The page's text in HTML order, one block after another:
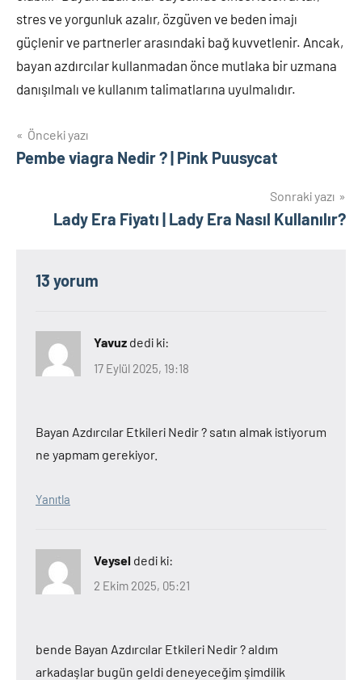
stres ve yorgunluk azalır, özgüven ve beden imajı
güçlenir ve partnerler arasındaki bağ kuvvetlenir. Ancak,
bayan azdırcılar kullanmadan önce mutlaka bir uzmana
danışılmalı ve kullanım talimatlarına uyulmalıdır.
Yazı
gezinmesi
Önceki yazı
Pembe viagra Nedir ? | Pink Puusycat
Sonraki yazı
Lady Era Fiyatı | Lady Era Nasıl Kullanılır?
13 yorum
Yavuz dedi ki:
17 Eylül 2025, 19:18
Bayan Azdırcılar Etkileri Nedir ? satın almak istiyorum
ne yapmam gerekiyor.
Yanıtla
Veysel dedi ki:
2 Ekim 2025, 05:21
bende Bayan Azdırcılar Etkileri Nedir ? aldım
arkadaşlar bugün geldi deneyeceğim şimdilik